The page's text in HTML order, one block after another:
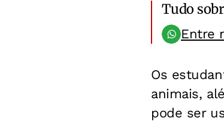
Tudo
Entre
Os
animais,
pode ser